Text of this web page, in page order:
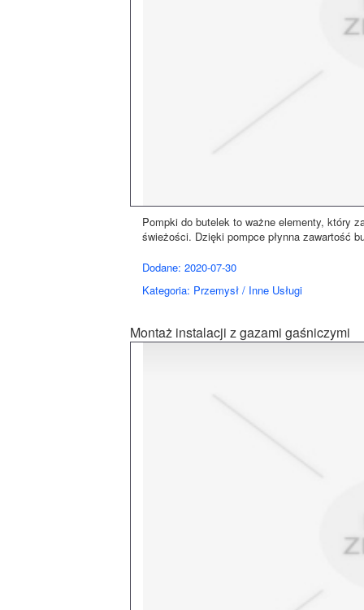
Pompki do butelek to ważne elementy, który
świeżości. Dzięki pompce płynna zawartość
Dodane: 2020-07-30
Kategoria: Przemysł / Inne Usługi
Montaż instalacji z gazami gaśniczymi